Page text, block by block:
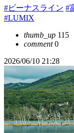
#ビーナスライン #
#LUMIX
thumb_up 115
comment0
2026/06/10 21:28